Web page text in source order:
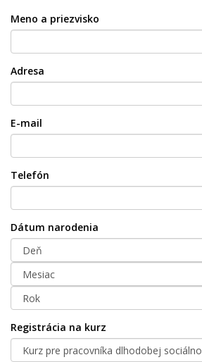
Meno a priezvisko
Adresa
E-mail
Telefón
Dátum narodenia
Registrácia na kurz